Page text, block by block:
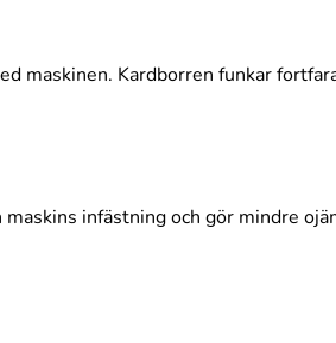
maskinen. Kardborren funkar
infästning och gör mindre